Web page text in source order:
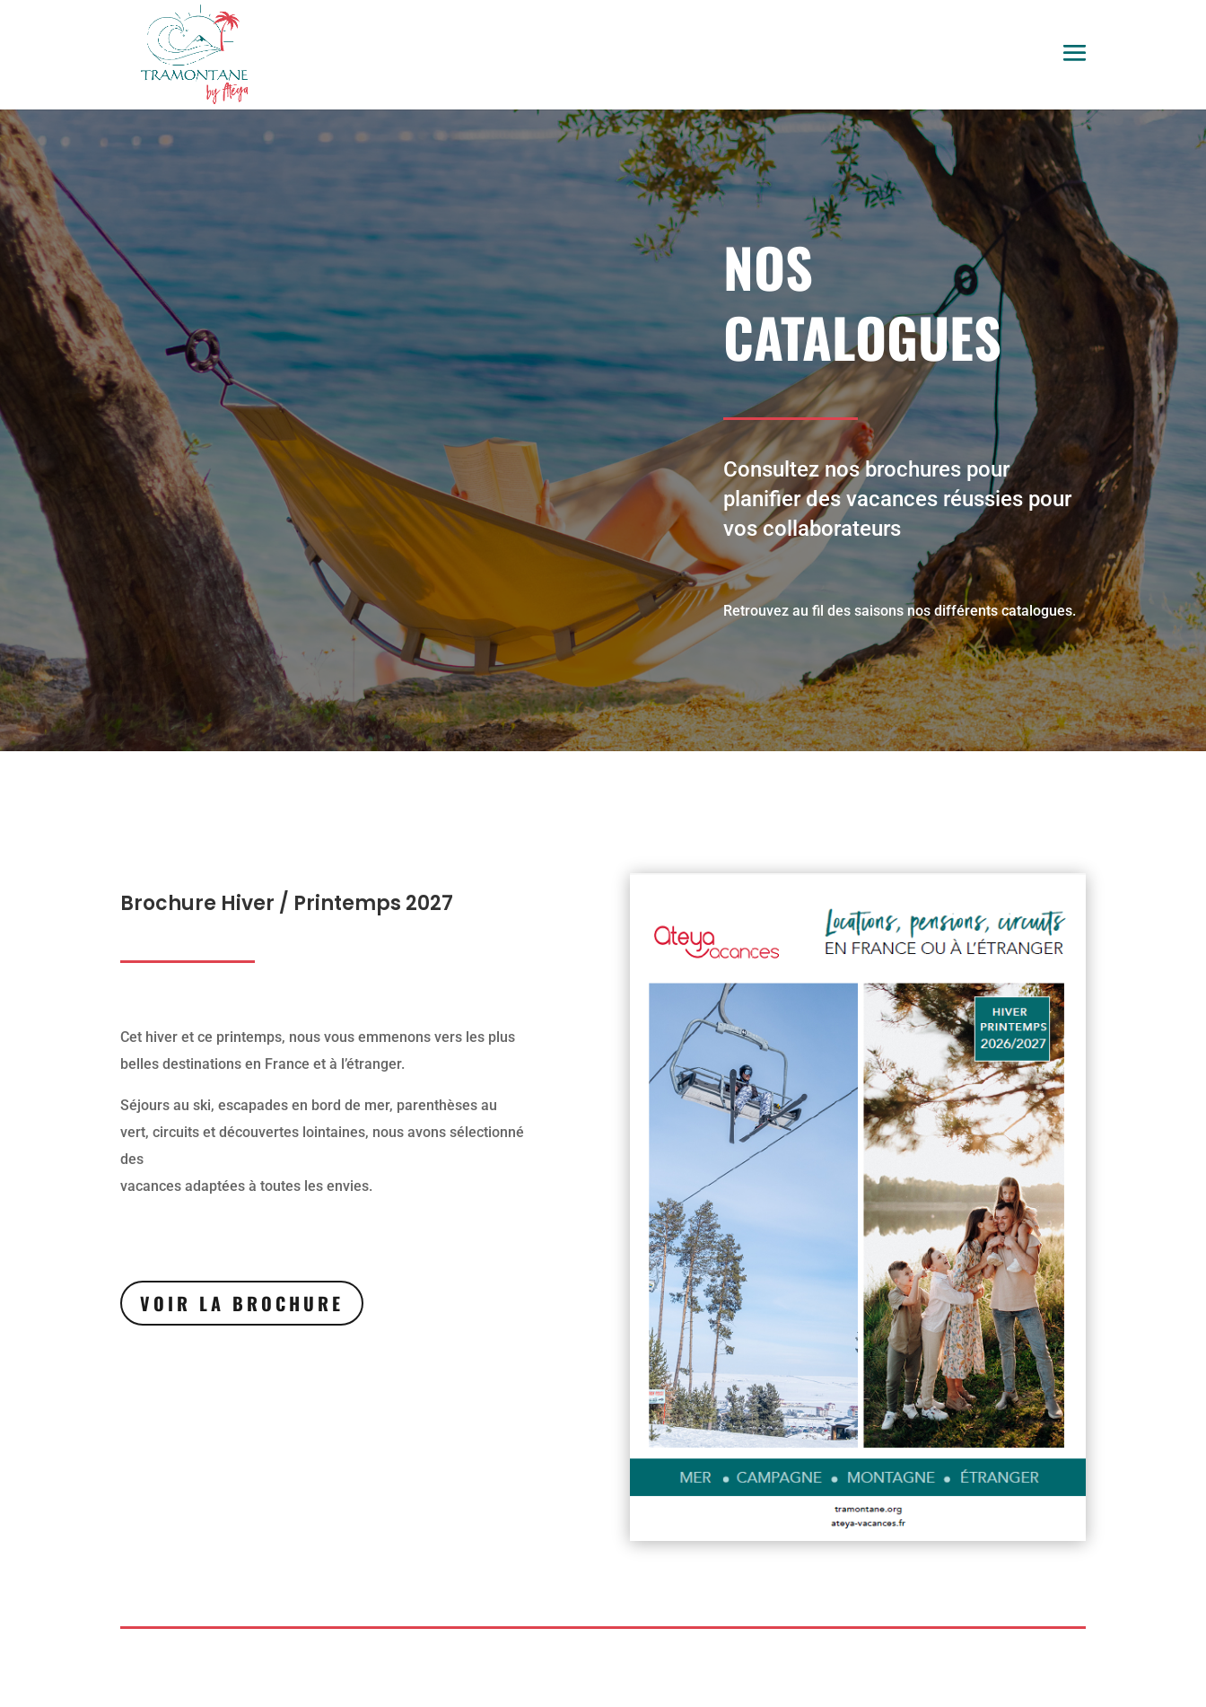
NOS
CATALOGUES
Consultez nos brochures pour
planifier des vacances réussies pour
vos collaborateurs
Retrouvez au fil des saisons nos différents catalogues.
Brochure Hiver / Printemps 2027
Cet hiver et ce printemps, nous vous emmenons vers les plus
belles destinations en France et à l’étranger.
Séjours au ski, escapades en bord de mer, parenthèses au
vert, circuits et découvertes lointaines, nous avons sélectionné
des
vacances adaptées à toutes les envies.
VOIR LA BROCHURE